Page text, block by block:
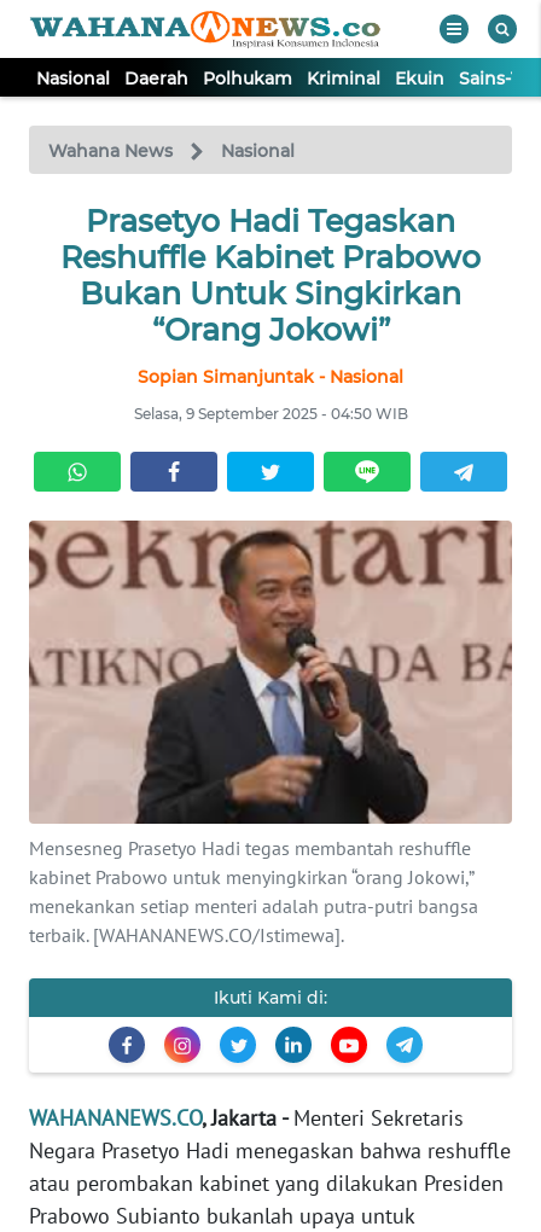
Nasional Daerah Polhukam Kriminal Ekuin Sains-
Wahana News Nasional
Prasetyo Hadi Tegaskan
Reshuffle Kabinet Prabowo
Bukan Untuk Singkirkan
“Orang Jokowi”
Sopian Simanjuntak - Nasional
Selasa, 9 September 2025 - 04:50 WIB
Mensesneg Prasetyo Hadi tegas membantah reshuffle
kabinet Prabowo untuk menyingkirkan “orang Jokowi,”
menekankan setiap menteri adalah putra-putri bangsa
terbaik. [WAHANANEWS.CO/Istimewa].
Ikuti Kami di:
WAHANANEWS.CO, Jakarta -Menteri Sekretaris
Negara Prasetyo Hadi menegaskan bahwa reshuffle
atau perombakan kabinet yang dilakukan Presiden
Prabowo Subianto bukanlah upaya untuk
TV
Tutup
NASIONAL
DAERAH
EKUIN
SAINS-TEKNO
INTERNASIONAL
SERBA-SERBI
PENDIDIKAN
OLAHRAGA
EDITORIAL
INDEKS
BERITA